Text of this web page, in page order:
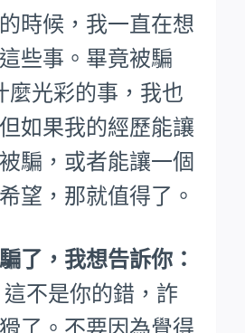
時候，我一直在想
些事。畢竟被騙
麼光彩的事，我也
但如果我的經歷能讓
騙，或者能讓一個
望，那就值得了。
了，我想告訴你：
這不是你的錯，詐
了。不要因為覺得